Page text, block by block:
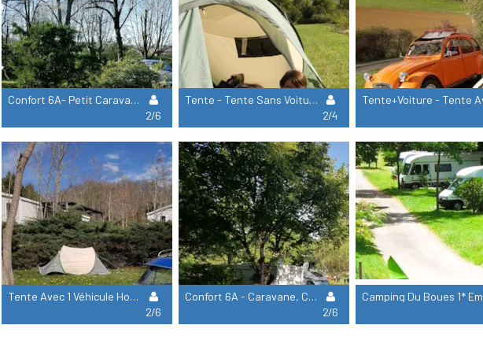
Confort 6A- Petit Caravane, Van, Petite Tente Avec 1 Voiture, Électricité 6A
2/6
Tente - Tente Sans Voiture, Sans Électricité
2/4
Tente Avec 1 Véhicule Hors Emplacement, Sans Électricité
2/6
Confort 6A - Caravane, Camping Car, Grande Tente + Voiture
2/6